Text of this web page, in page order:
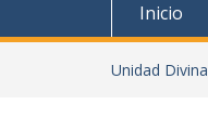
Inicio
Unidad Divina